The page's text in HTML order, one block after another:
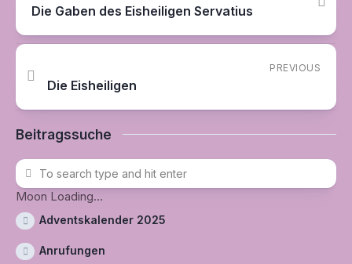
Die Gaben des Eisheiligen Servatius
PREVIOUS
Die Eisheiligen
Beitragssuche
Moon Loading...
Adventskalender 2025
Anrufungen